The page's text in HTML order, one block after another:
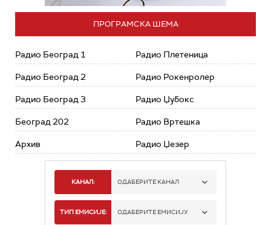
ПРОГРАМСКА ШЕМА
Радио Београд 1
Радио Београд 2
Радио Београд 3
Београд 202
Архив
Радио Плетеница
Радио Рокенролер
Радио Џубокс
Радио Вртешка
Радио Џезер
КАНАЛ: ОДАБЕРИТЕ КАНАЛ
РАДИО БЕОГРАД 1
ТИП ЕМИСИЈЕ: ОДАБЕРИТЕ ЕМИСИЈУ